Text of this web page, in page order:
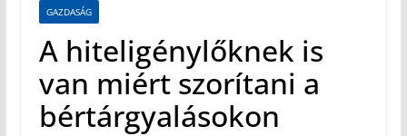
GAZDASÁG
A hiteligénylőknek is
van miért szorítani a
bértárgyalásokon